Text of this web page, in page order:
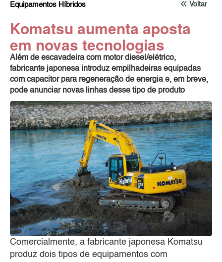
Voltar
Equipamentos Híbridos
Komatsu aumenta aposta
em novas tecnologias
Além de escavadeira com motor diesel/elétrico,
fabricante japonesa introduz empilhadeiras equipadas
com capacitor para regeneração de energia e, em breve,
pode anunciar novas linhas desse tipo de produto
Comercialmente, a fabricante japonesa Komatsu
produz dois tipos de equipamentos com